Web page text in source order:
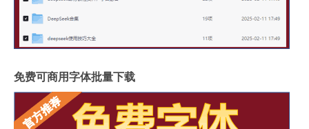
免费可商用字体批量下载